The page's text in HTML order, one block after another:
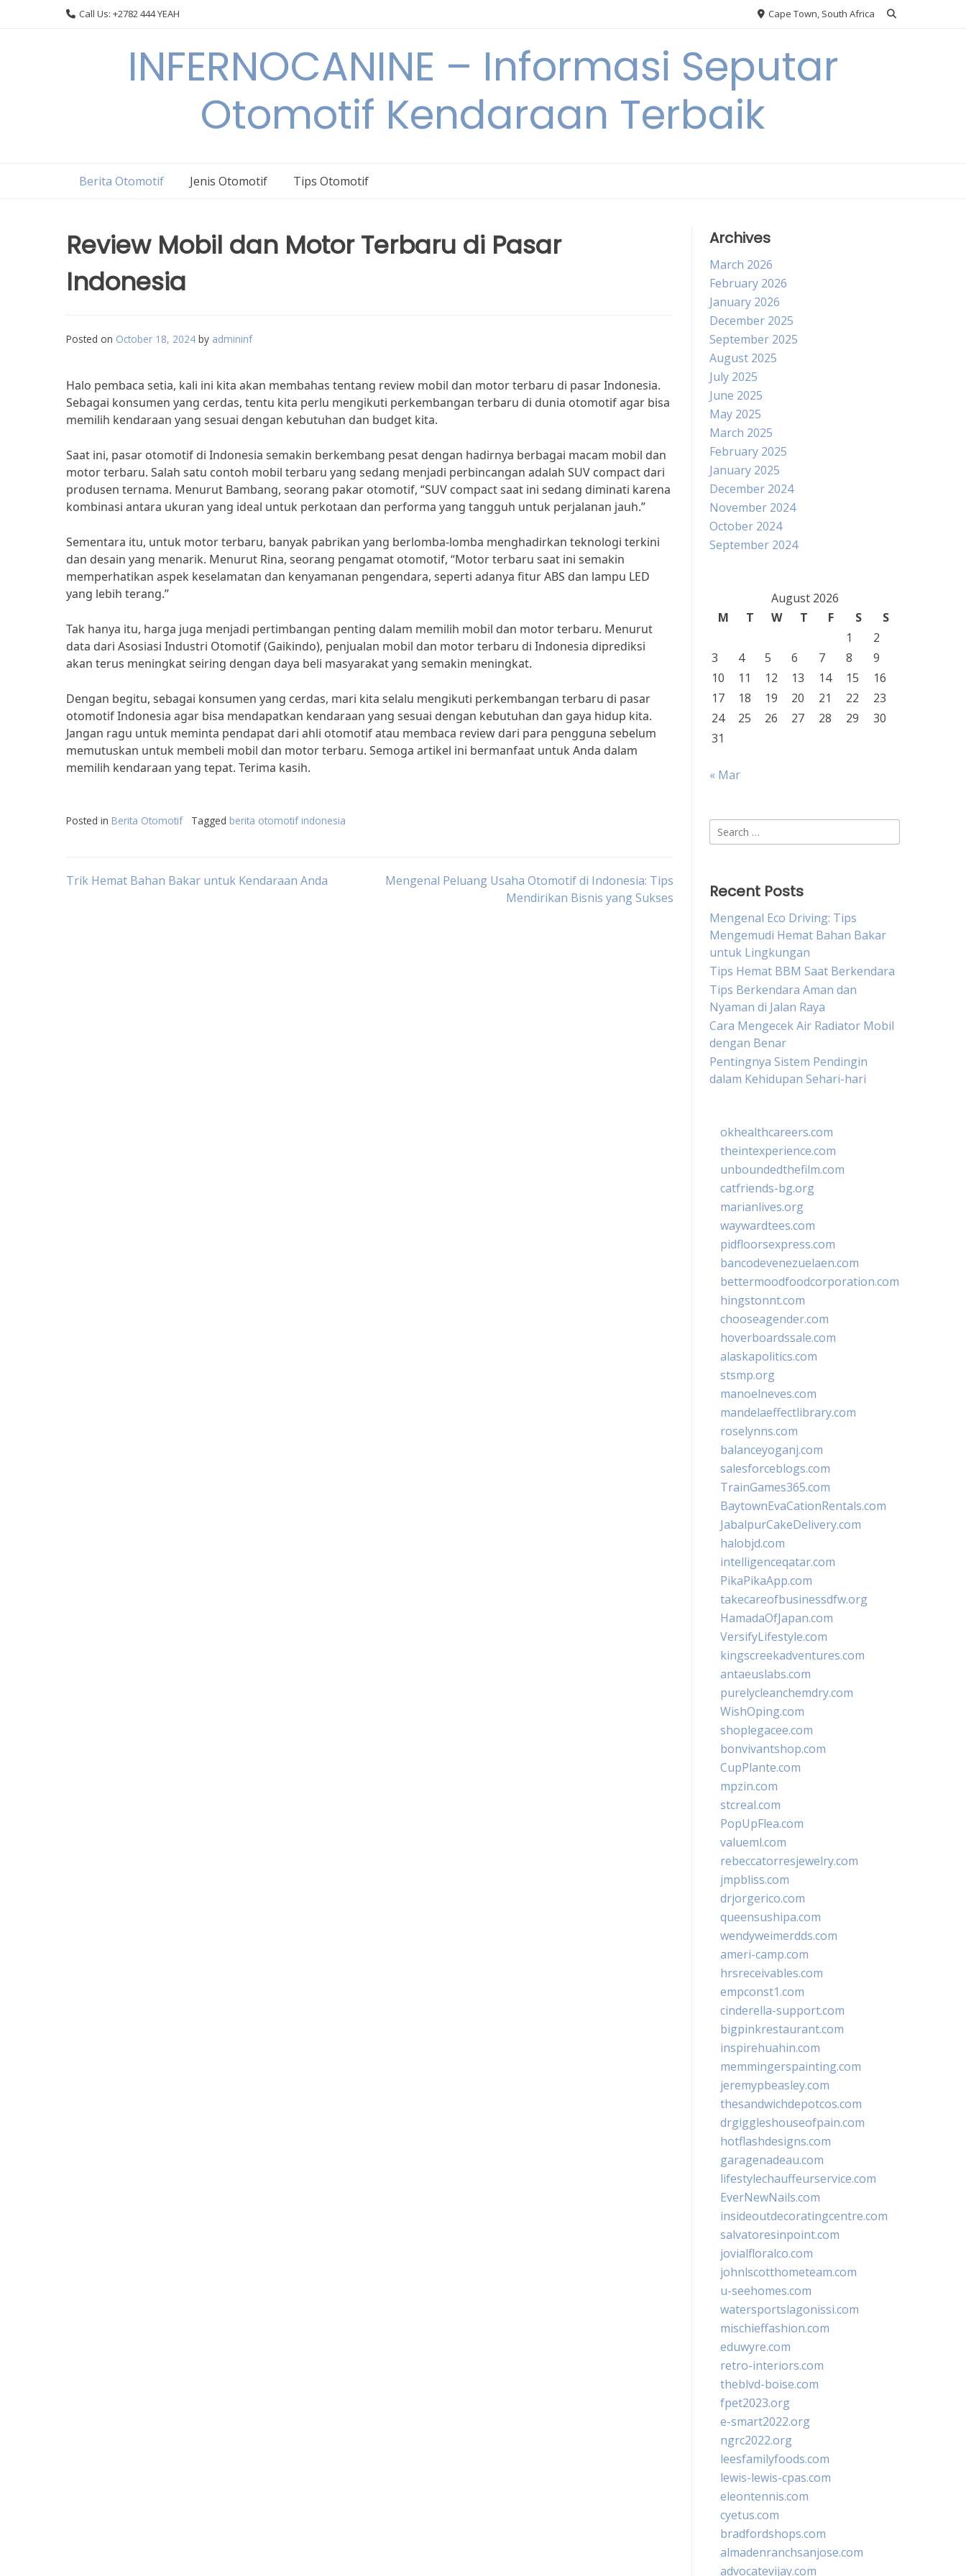
Call Us: +2782 444 YEAH Cape Town, South Africa
INFERNOCANINE – Informasi Seputar
Otomotif Kendaraan Terbaik
Berita Otomotif Jenis Otomotif Tips Otomotif
Review Mobil dan Motor Terbaru di Pasar
Indonesia
Posted on October 18, 2024 by admininf
Halo pembaca setia, kali ini kita akan membahas tentang review mobil dan motor terbaru di pasar Indonesia.
Sebagai konsumen yang cerdas, tentu kita perlu mengikuti perkembangan terbaru di dunia otomotif agar bisa
memilih kendaraan yang sesuai dengan kebutuhan dan budget kita.
Saat ini, pasar otomotif di Indonesia semakin berkembang pesat dengan hadirnya berbagai macam mobil dan
motor terbaru. Salah satu contoh mobil terbaru yang sedang menjadi perbincangan adalah SUV compact dari
produsen ternama. Menurut Bambang, seorang pakar otomotif, “SUV compact saat ini sedang diminati karena
kombinasi antara ukuran yang ideal untuk perkotaan dan performa yang tangguh untuk perjalanan jauh.”
Sementara itu, untuk motor terbaru, banyak pabrikan yang berlomba-lomba menghadirkan teknologi terkini
dan desain yang menarik. Menurut Rina, seorang pengamat otomotif, “Motor terbaru saat ini semakin
memperhatikan aspek keselamatan dan kenyamanan pengendara, seperti adanya fitur ABS dan lampu LED
yang lebih terang.”
Tak hanya itu, harga juga menjadi pertimbangan penting dalam memilih mobil dan motor terbaru. Menurut
data dari Asosiasi Industri Otomotif (Gaikindo), penjualan mobil dan motor terbaru di Indonesia diprediksi
akan terus meningkat seiring dengan daya beli masyarakat yang semakin meningkat.
Dengan begitu, sebagai konsumen yang cerdas, mari kita selalu mengikuti perkembangan terbaru di pasar
otomotif Indonesia agar bisa mendapatkan kendaraan yang sesuai dengan kebutuhan dan gaya hidup kita.
Jangan ragu untuk meminta pendapat dari ahli otomotif atau membaca review dari para pengguna sebelum
memutuskan untuk membeli mobil dan motor terbaru. Semoga artikel ini bermanfaat untuk Anda dalam
memilih kendaraan yang tepat. Terima kasih.
Posted in Berita Otomotif Tagged berita otomotif indonesia
Post
Trik Hemat Bahan Bakar untuk Kendaraan Anda
Mengenal Peluang Usaha Otomotif di Indonesia: Tips
Mendirikan Bisnis yang Sukses
Archives
March 2026
February 2026
January 2026
December 2025
September 2025
August 2025
July 2025
June 2025
May 2025
March 2025
February 2025
January 2025
December 2024
November 2024
October 2024
September 2024
August 2026
M
T W T F S
S
1
2
3
4 5 6 7 8
9
10
11 12 13 14 15
16
17
18 19 20 21 22
23
24
25 26 27 28 29
30
31
« Mar
Search
for:
Recent Posts
Mengenal Eco Driving: Tips
Mengemudi Hemat Bahan Bakar
untuk Lingkungan
Tips Hemat BBM Saat Berkendara
Tips Berkendara Aman dan
Nyaman di Jalan Raya
Cara Mengecek Air Radiator Mobil
dengan Benar
Pentingnya Sistem Pendingin
dalam Kehidupan Sehari-hari
okhealthcareers.com
theintexperience.com
unboundedthefilm.com
catfriends-bg.org
marianlives.org
waywardtees.com
pidfloorsexpress.com
bancodevenezuelaen.com
bettermoodfoodcorporation.com
hingstonnt.com
chooseagender.com
hoverboardssale.com
alaskapolitics.com
stsmp.org
manoelneves.com
mandelaeffectlibrary.com
roselynns.com
balanceyoganj.com
salesforceblogs.com
TrainGames365.com
BaytownEvaCationRentals.com
JabalpurCakeDelivery.com
halobjd.com
intelligenceqatar.com
PikaPikaApp.com
takecareofbusinessdfw.org
HamadaOfJapan.com
VersifyLifestyle.com
kingscreekadventures.com
antaeuslabs.com
purelycleanchemdry.com
WishOping.com
shoplegacee.com
bonvivantshop.com
CupPlante.com
mpzin.com
stcreal.com
PopUpFlea.com
valueml.com
rebeccatorresjewelry.com
jmpbliss.com
drjorgerico.com
queensushipa.com
wendyweimerdds.com
ameri-camp.com
hrsreceivables.com
empconst1.com
cinderella-support.com
bigpinkrestaurant.com
inspirehuahin.com
memmingerspainting.com
jeremypbeasley.com
thesandwichdepotcos.com
drgiggleshouseofpain.com
hotflashdesigns.com
garagenadeau.com
lifestylechauffeurservice.com
EverNewNails.com
insideoutdecoratingcentre.com
salvatoresinpoint.com
jovialfloralco.com
johnlscotthometeam.com
u-seehomes.com
watersportslagonissi.com
mischieffashion.com
eduwyre.com
retro-interiors.com
theblvd-boise.com
fpet2023.org
e-smart2022.org
ngrc2022.org
leesfamilyfoods.com
lewis-lewis-cpas.com
eleontennis.com
cyetus.com
bradfordshops.com
almadenranchsanjose.com
advocatevijay.com